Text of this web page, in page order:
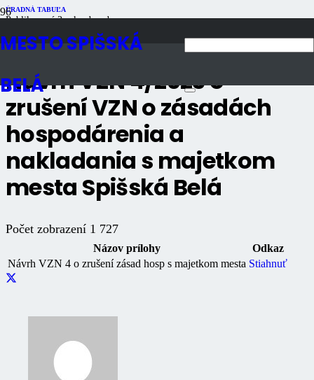
MESTO SPIŠSKÁ
BELÁ
ÚRADNÁ TABUĽA
Publikované3 roky dozadu
Návrh VZN 4/2023 o
zrušení VZN o zásadách
hospodárenia a
nakladania s majetkom
mesta Spišská Belá
Počet zobrazení 1 727
Názov prílohy
Odkaz
Návrh VZN 4 o zrušení zásad hosp s majetkom mesta Stiahnuť